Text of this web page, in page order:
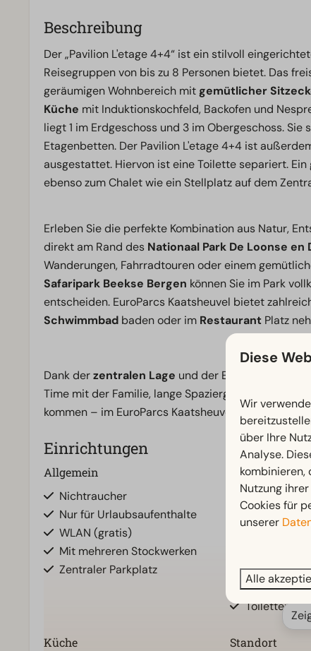
Beschreibung
Der „Pavilion L'etage 4+4“ ist ein stilvoll
Reisegruppen von bis zu 8 Personen bietet. Das
geräumigen Wohnbereich mit gemütlicher
Küche mit Induktionskochfeld, Backofen und
liegt 1 im Erdgeschoss und 3 im Obergeschoss.
Etagenbetten. Der Pavilion L'etage 4+4 ist
ausgestattet. Hiervon ist eine Toilette separiert.
ebenso zum Chalet wie ein Stellplatz auf dem
Erleben Sie die perfekte Kombination aus Natur,
direkt am Rand des Nationaal Park De Loonse en
Wanderungen, Fahrradtouren oder einem
Safaripark Beekse Bergen können Sie im Park
entscheiden. EuroParcs Kaatsheuvel bietet
Schwimmbad baden oder im Restaurant Platz
Dank derzentralen Lage und der Einrichtungen im
Time mit der Familie, lange Spaziergänge durch die
kommen – im EuroParcs Kaatsheuvel erleben Sie
Einrichtungen
Allgemein
Nichtraucher
Nur für Urlaubsaufenthalte
WLAN (gratis)
Mit mehreren Stockwerken
Zentraler Parkplatz
Badezimmer
Separate
Badezimmer
Dusche
Toiletten im
Küche
Standort
Diese
Wir
über Ihre
Analyse.
kombinieren,
Nutzung
Cookies für
unserer
Alle